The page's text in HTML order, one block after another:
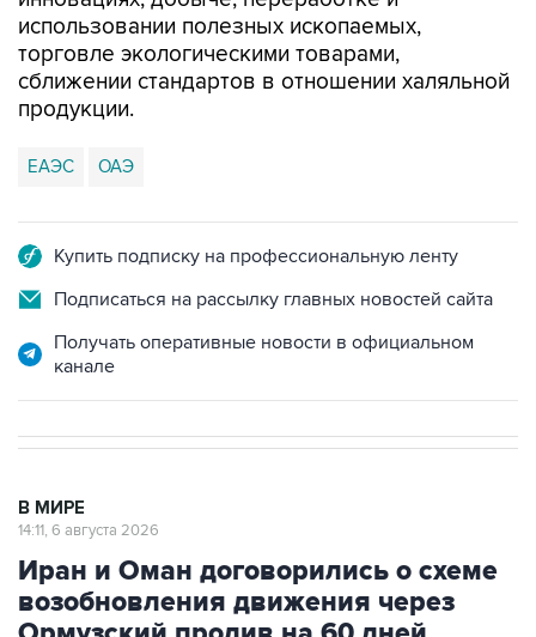
использовании полезных ископаемых,
торговле экологическими товарами,
сближении стандартов в отношении халяльной
продукции.
ЕАЭС ОАЭ
Купить подписку на профессиональную ленту
Подписаться на рассылку главных новостей сайта
Получать оперативные новости в официальном
канале
В МИРЕ
14:11, 6 августа 2026
Иран и Оман договорились о схеме
возобновления движения через